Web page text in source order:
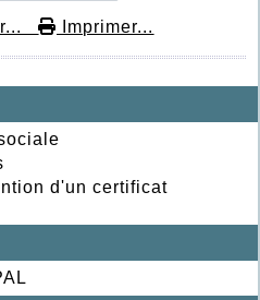
d'un certificat
Imprimer...